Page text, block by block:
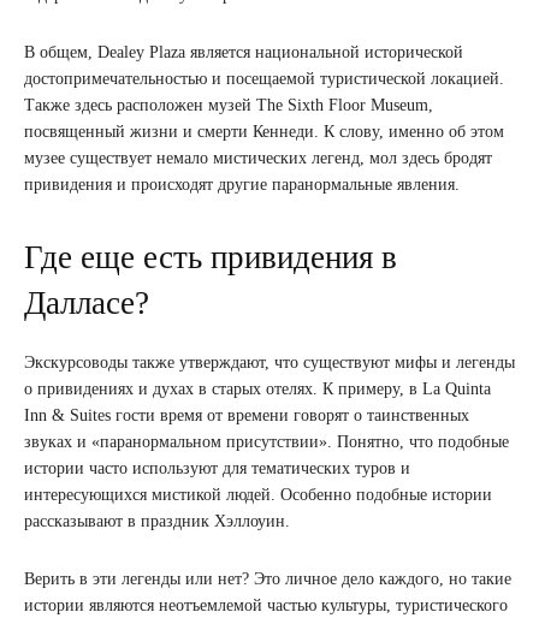
В общем, Dealey Plaza является национальной исторической
достопримечательностью и посещаемой туристической локацией.
Также здесь расположен музей The Sixth Floor Museum,
посвященный жизни и смерти Кеннеди. К слову, именно об этом
музее существует немало мистических легенд, мол здесь бродят
привидения и происходят другие паранормальные явления.
Где еще есть привидения в
Далласе?
Экскурсоводы также утверждают, что существуют мифы и легенды
о привидениях и духах в старых отелях. К примеру, в La Quinta
Inn & Suites гости время от времени говорят о таинственных
звуках и «паранормальном присутствии». Понятно, что подобные
истории часто используют для тематических туров и
интересующихся мистикой людей. Особенно подобные истории
рассказывают в праздник Хэллоуин.
Верить в эти легенды или нет? Это личное дело каждого, но такие
истории являются неотъемлемой частью культуры, туристического